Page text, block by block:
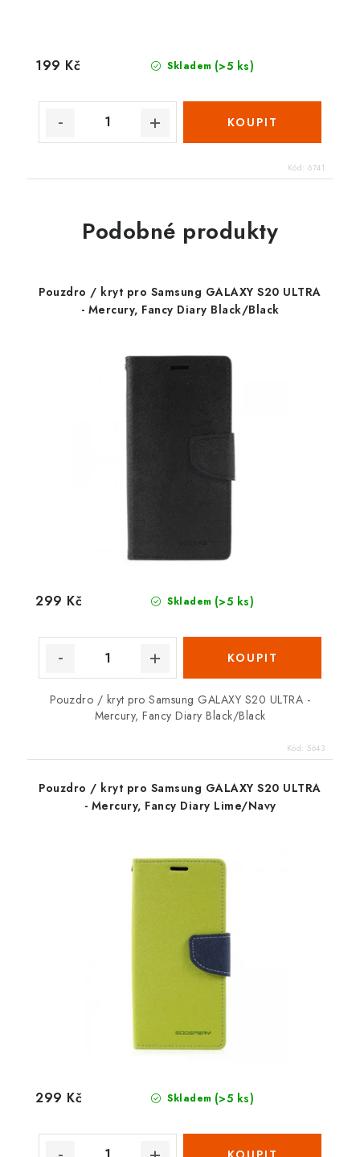
Skladem (>5 ks)
199 Kč
Kód: 6741
Podobné produkty
Pouzdro / kryt pro Samsung GALAXY S20 ULTRA
- Mercury, Fancy Diary Black/Black
Skladem (>5 ks)
299 Kč
Pouzdro / kryt pro Samsung GALAXY S20 ULTRA -
Mercury, Fancy Diary Black/Black
Kód: 5643
Pouzdro / kryt pro Samsung GALAXY S20 ULTRA
- Mercury, Fancy Diary Lime/Navy
Skladem (>5 ks)
299 Kč